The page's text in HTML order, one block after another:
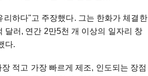
리하다"고 주장했다. 그는 한화가 체결한
달러, 연간 2만5천 개 이상의 일자리 창
다.
적고 가장 빠르게 제조, 인도되는 장점